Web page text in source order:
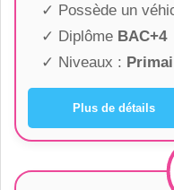
✓ Possède un
✓ Diplôme BAC+4
✓ Niveaux :
Plus de détails